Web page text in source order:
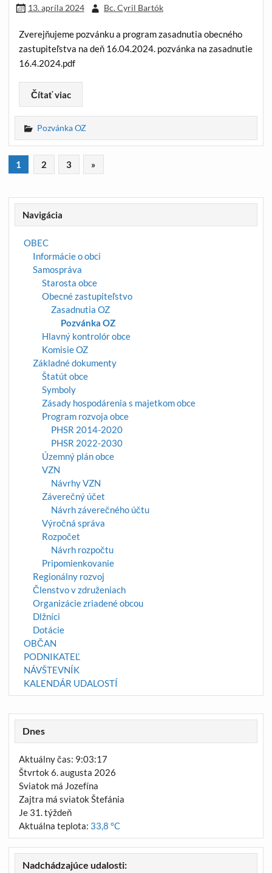
13. apríla 2024 Bc. Cyril Bartók
Zverejňujeme pozvánku a program zasadnutia obecného
zastupiteľstva na deň 16.04.2024. pozvánka na zasadnutie
16.4.2024.pdf
Čítať viac
Pozvánka OZ
1 2 3 »
Navigácia
OBEC
Informácie o obci
Samospráva
Starosta obce
Obecné zastupiteľstvo
Zasadnutia OZ
Pozvánka OZ
Hlavný kontrolór obce
Komisie OZ
Základné dokumenty
Štatút obce
Symboly
Zásady hospodárenia s majetkom obce
Program rozvoja obce
PHSR 2014-2020
PHSR 2022-2030
Územný plán obce
VZN
Návrhy VZN
Záverečný účet
Návrh záverečného účtu
Výročná správa
Rozpočet
Návrh rozpočtu
Pripomienkovanie
Regionálny rozvoj
Členstvo v združeniach
Organizácie zriadené obcou
Dlžníci
Dotácie
OBČAN
PODNIKATEĽ
NÁVŠTEVNÍK
KALENDÁR UDALOSTÍ
Dnes
Aktuálny čas: 9:03:17
Štvrtok 6. augusta 2026
Sviatok má Jozefína
Zajtra má sviatok Štefánia
Je 31. týždeň
Aktuálna teplota: 33,8 °C
Nadchádzajúce udalosti: